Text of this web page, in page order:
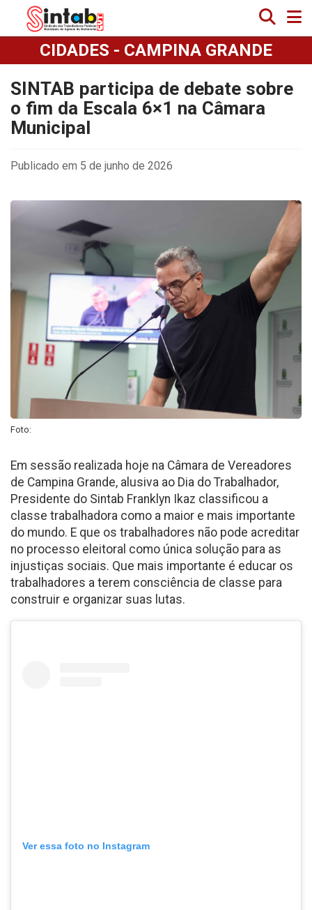
CIDADES - CAMPINA GRANDE
SINTAB participa de debate sobre
o fim da Escala 6×1 na Câmara
Municipal
Publicado em 5 de junho de 2026
Foto:
Em sessão realizada hoje na Câmara de Vereadores
de Campina Grande, alusiva ao Dia do Trabalhador,
Presidente do Sintab Franklyn Ikaz classificou a
classe trabalhadora como a maior e mais importante
do mundo. E que os trabalhadores não pode acreditar
no processo eleitoral como única solução para as
injustiças sociais. Que mais importante é educar os
trabalhadores a terem consciência de classe para
construir e organizar suas lutas.
Ver essa foto no Instagram